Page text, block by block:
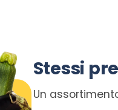
Stessi
Un